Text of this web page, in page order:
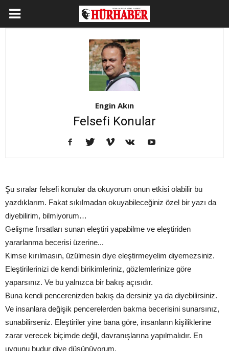
Engin Akın
Felsefi Konular
Şu sıralar felsefi konular da okuyorum onun etkisi olabilir bu
yazdıklarım. Fakat sıkılmadan okuyabileceğiniz özel bir yazı da
diyebilirim, bilmiyorum…
Gelişme fırsatları sunan eleştiri yapabilme ve eleştiriden
yararlanma becerisi üzerine...
Kimse kırılmasın, üzülmesin diye eleştirmeyelim diyemezsiniz.
Eleştirilerinizi de kendi birikimleriniz, gözlemlerinize göre
yaparsınız. Ve bu yalnızca bir bakış açısıdır.
Buna kendi pencerenizden bakış da dersiniz ya da diyebilirsiniz.
Ve insanlara değişik pencerelerden bakma becerisini sunarsınız,
sunabilirseniz. Eleştiriler yine bana göre, insanların kişiliklerine
zarar verecek biçimde değil, davranışlarına yapılmalıdır. En
uygunu budur diye düşünüyorum.